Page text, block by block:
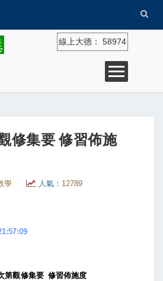
線上大德： 58974
修集要 修習佈施
學 人氣： 12789
第觀修集要 修習佈施度